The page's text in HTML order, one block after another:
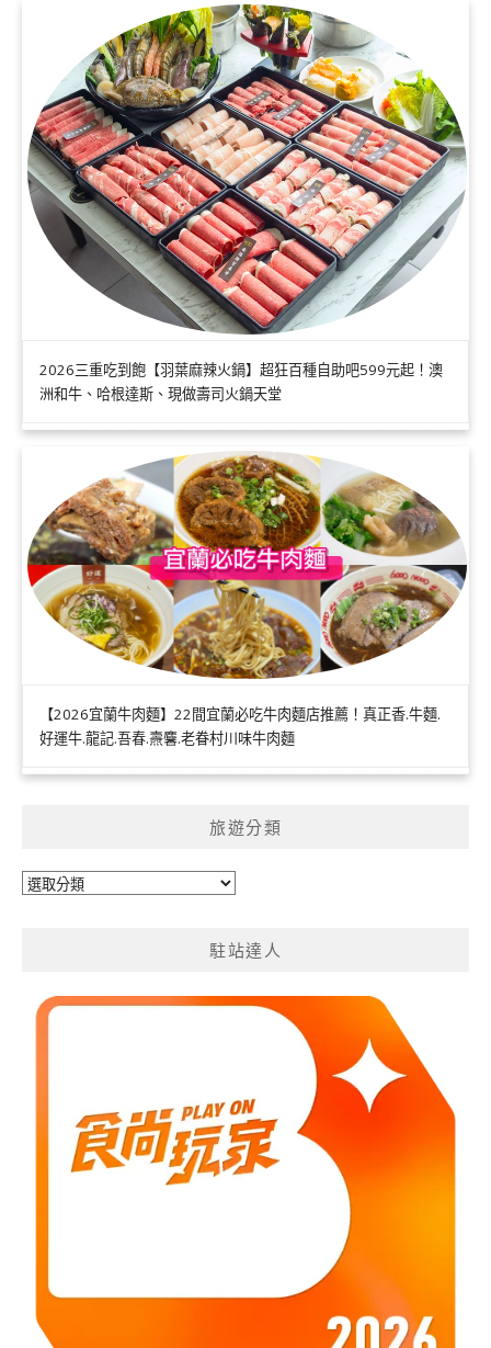
2026三重吃到飽【羽葉麻辣火鍋】超狂百種自助吧599元起！澳
洲和牛、哈根達斯、現做壽司火鍋天堂
【2026宜蘭牛肉麵】22間宜蘭必吃牛肉麵店推薦！真正香.牛麵.
好運牛.龍記.吾春.燾麘.老眷村川味牛肉麵
旅遊分類
旅
駐站達人